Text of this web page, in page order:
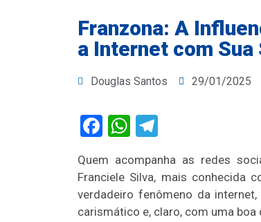
Franzona: A
a Internet com
Douglas Santos 29/01/2025
Facebook
WhatsApp
Quem acompanha as redes
Franciele Silva, mais conhecida
verdadeiro fenômeno da
carismático e, claro, com uma boa